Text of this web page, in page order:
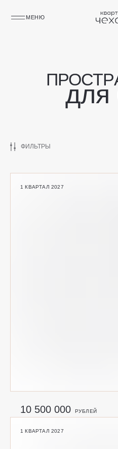
МЕНЮ
для
ФИЛЬТРЫ
10 500 000 РУБЛЕЙ
1 КВАРТАЛ 2027
1 КВАРТАЛ 2027